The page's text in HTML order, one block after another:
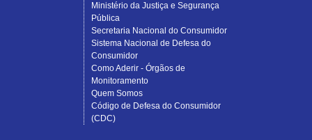
Ministério da Justiça e Segurança
Pública
Secretaria Nacional do Consumidor
Sistema Nacional de Defesa do
Consumidor
Como Aderir - Órgãos de
Monitoramento
Quem Somos
Código de Defesa do Consumidor
(CDC)